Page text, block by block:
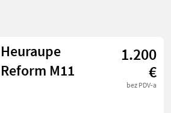
Heuraupe
Reform M11
1.200
€
bez PDV-a